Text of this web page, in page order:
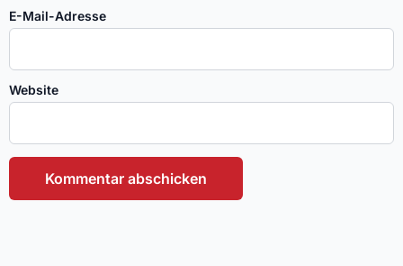
E-Mail-Adresse
Website